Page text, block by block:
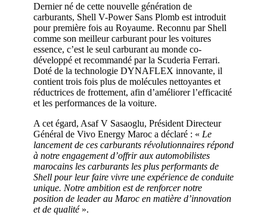
Dernier né de cette nouvelle génération de
carburants, Shell V-Power Sans Plomb est introduit
pour première fois au Royaume. Reconnu par Shell
comme son meilleur carburant pour les voitures
essence, c’est le seul carburant au monde co-
développé et recommandé par la Scuderia Ferrari.
Doté de la technologie DYNAFLEX innovante, il
contient trois fois plus de molécules nettoyantes et
réductrices de frottement, afin d’améliorer l’efficacité
et les performances de la voiture.
A cet égard, Asaf V Sasaoglu, Président Directeur
Général de Vivo Energy Maroc a déclaré : « Le
lancement de ces carburants révolutionnaires répond
à notre engagement d’offrir aux automobilistes
marocains les carburants les plus performants de
Shell pour leur faire vivre une expérience de conduite
unique. Notre ambition est de renforcer notre
position de leader au Maroc en matière d’innovation
et de qualité ».